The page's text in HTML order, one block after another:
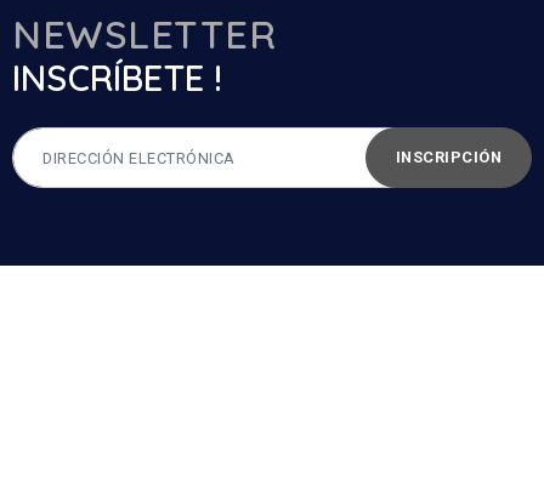
NEWSLETTER
INSCRÍBETE !
INSCRIPCIÓN